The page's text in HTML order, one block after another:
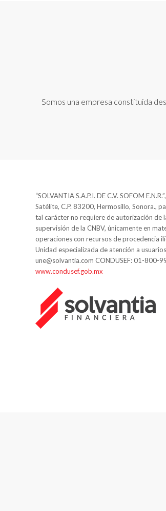
Somos una empresa constituida
“SOLVANTIA S.A.P.I. DE C.V. SOFOM
Satélite, C.P. 83200, Hermosillo, Sonora.,
tal carácter no requiere de autorización de
supervisión de la CNBV, únicamente en
operaciones con recursos de procedencia
Unidad especializada de atención a
une@solvantia.com CONDUSEF: 01-
www.condusef.gob.mx